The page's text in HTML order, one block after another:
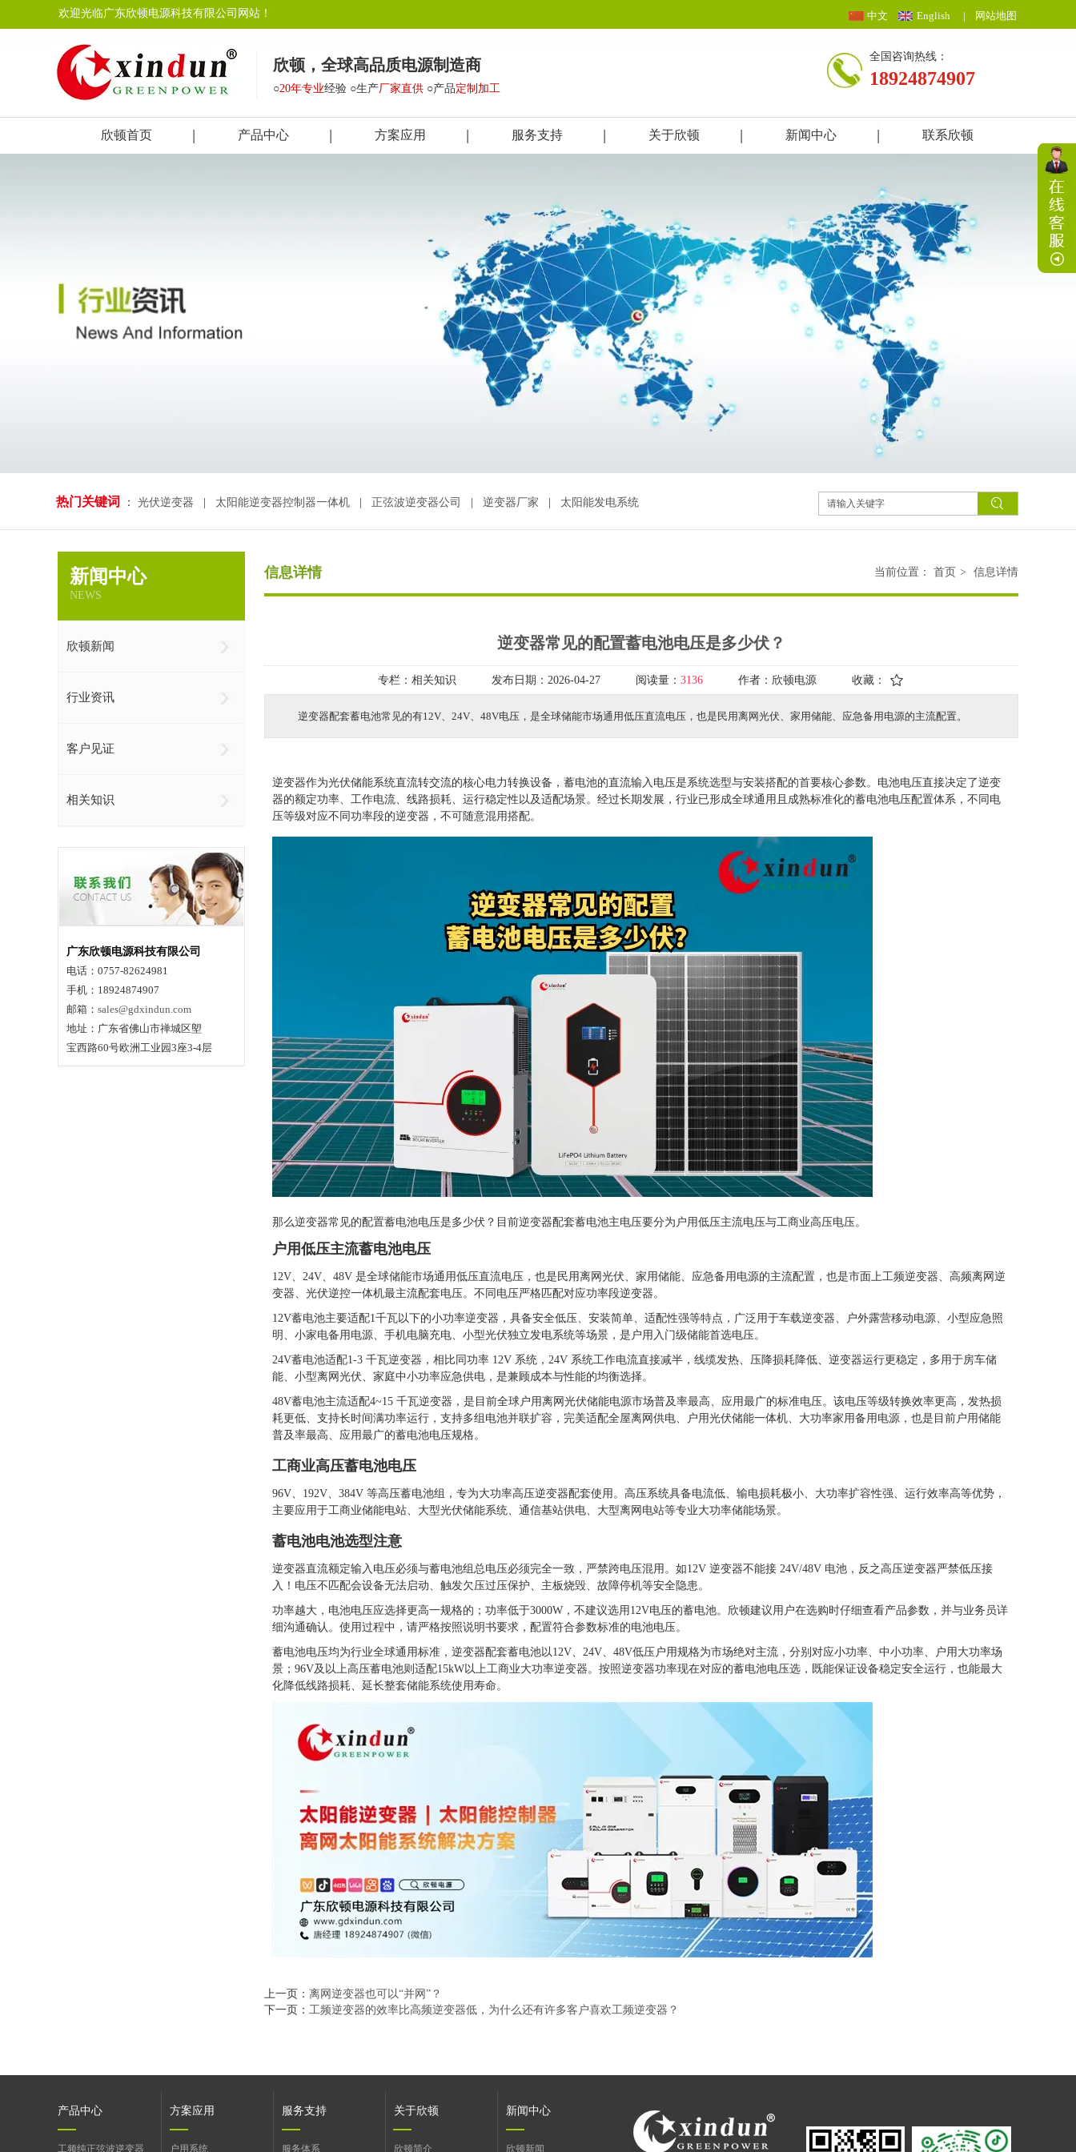
欢迎光临广东欣顿电源科技有限公司网站！
全国咨询热线：
18924874907
中文 English | 网站地图
欣顿，全球高品质电源制造商
○20年专业经验 ○生产厂家直供 ○产品定制加工
欣顿首页 产品中心 方案应用 服务支持 关于欣顿 新闻中心 联系欣顿
热门关键词 ： 光伏逆变器 太阳能逆变器控制器一体机 正弦波逆变器公司 逆变器厂家 太阳能发电系统
新闻中心
NEWS
欣顿新闻
行业资讯
客户见证
相关知识
广东欣顿电源科技有限公司
电话：0757-82624981
手机：18924874907
邮箱： sales@gdxindun.com
地址：广东省佛山市禅城区塱
宝西路60号欧洲工业园3座3-4层
信息详情 当前位置： 首页 > 信息详情
逆变器常见的配置蓄电池电压是多少伏？
专栏： 相关知识 发布日期： 2026-04-27 阅读量： 3136 作者： 欣顿电源 收藏：
逆变器配套蓄电池常见的有12V、24V、48V电压，是全球储能市场通用低压直流电压，也是民用离网光伏、家用储能、应急备用电源的主流配置。
逆变器作为光伏储能系统直流转交流的核心电力转换设备，蓄电池的直流输入电压是系统选型与安装搭配的首要核心参数。电池电压直接决定了逆变
器的额定功率、工作电流、线路损耗、运行稳定性以及适配场景。经过长期发展，行业已形成全球通用且成熟标准化的蓄电池电压配置体系，不同电
压等级对应不同功率段的逆变器，不可随意混用搭配。
那么逆变器常见的配置蓄电池电压是多少伏？目前逆变器配套蓄电池主电压要分为户用低压主流电压与工商业高压电压。
户用低压主流蓄电池电压
12V、24V、48V 是全球储能市场通用低压直流电压，也是民用离网光伏、家用储能、应急备用电源的主流配置，也是市面上工频逆变器、高频离网逆
变器、光伏逆控一体机最主流配套电压。不同电压严格匹配对应功率段逆变器。
12V蓄电池主要适配1千瓦以下的小功率逆变器，具备安全低压、安装简单、适配性强等特点，广泛用于车载逆变器、户外露营移动电源、小型应急照
明、小家电备用电源、手机电脑充电、小型光伏独立发电系统等场景，是户用入门级储能首选电压。
24V蓄电池适配1-3 千瓦逆变器，相比同功率 12V 系统，24V 系统工作电流直接减半，线缆发热、压降损耗降低、逆变器运行更稳定，多用于房车储
能、小型离网光伏、家庭中小功率应急供电，是兼顾成本与性能的均衡选择。
48V蓄电池主流适配4~15 千瓦逆变器，是目前全球户用离网光伏储能电源市场普及率最高、应用最广的标准电压。该电压等级转换效率更高，发热损
耗更低、支持长时间满功率运行，支持多组电池并联扩容，完美适配全屋离网供电、户用光伏储能一体机、大功率家用备用电源，也是目前户用储能
普及率最高、应用最广的蓄电池电压规格。
工商业高压蓄电池电压
96V、192V、384V 等高压蓄电池组，专为大功率高压逆变器配套使用。高压系统具备电流低、输电损耗极小、大功率扩容性强、运行效率高等优势，
主要应用于工商业储能电站、大型光伏储能系统、通信基站供电、大型离网电站等专业大功率储能场景。
蓄电池电池选型注意
逆变器直流额定输入电压必须与蓄电池组总电压必须完全一致，严禁跨电压混用。如12V 逆变器不能接 24V/48V 电池，反之高压逆变器严禁低压接
入！电压不匹配会设备无法启动、触发欠压过压保护、主板烧毁、故障停机等安全隐患。
功率越大，电池电压应选择更高一规格的；功率低于3000W，不建议选用12V电压的蓄电池。欣顿建议用户在选购时仔细查看产品参数，并与业务员详
细沟通确认。使用过程中，请严格按照说明书要求，配置符合参数标准的电池电压。
蓄电池电压均为行业全球通用标准，逆变器配套蓄电池以12V、24V、48V低压户用规格为市场绝对主流，分别对应小功率、中小功率、户用大功率场
景；96V及以上高压蓄电池则适配15kW以上工商业大功率逆变器。按照逆变器功率现在对应的蓄电池电压选，既能保证设备稳定安全运行，也能最大
化降低线路损耗、延长整套储能系统使用寿命。
上一页： 离网逆变器也可以“并网”？
下一页： 工频逆变器的效率比高频逆变器低，为什么还有许多客户喜欢工频逆变器？
产品中心
工频纯正弦波逆变器
方案应用
户用系统
服务支持
服务体系
关于欣顿
欣顿简介
新闻中心
欣顿新闻